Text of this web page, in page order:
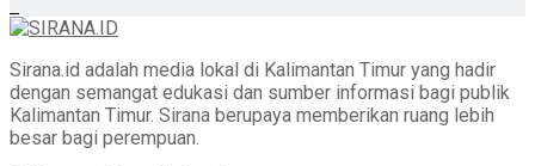
Sirana.id adalah media lokal di Kalimantan Timur yang hadir
dengan semangat edukasi dan sumber informasi bagi publik
Kalimantan Timur. Sirana berupaya memberikan ruang lebih
besar bagi perempuan.